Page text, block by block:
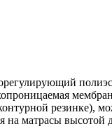
резинке),
на матрасы высотой